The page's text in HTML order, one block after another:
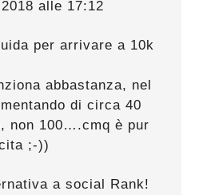
alle 17:12
per arrivare a 10k
abbastanza, nel
di circa 40
non 100….cmq è pur
;-))
a social Rank!